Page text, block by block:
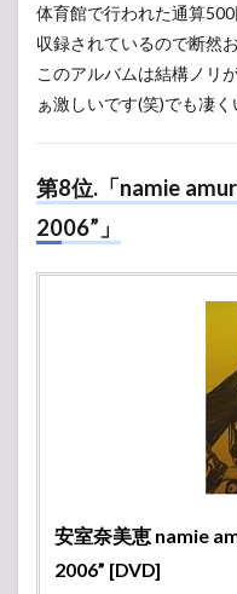
体育館で行われた通算
収録されているので断然
このアルバムは結構ノリ
ぁ激しいです(笑)でも凄
第8位.「namie
2006”」
安室奈美恵 namie
2006” [DVD]